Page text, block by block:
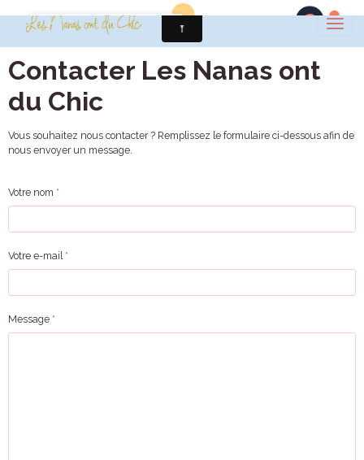
Contacter Les Nanas ont
du Chic
Vous souhaitez nous contacter ? Remplissez le formulaire ci-dessous afin de
nous envoyer un message.
Votre nom
Votre e-mail
Message